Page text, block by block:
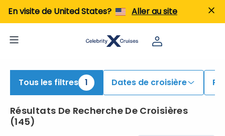
En visite de United States? Aller au site
Tous les filtres 1 Dates de croisière
Résultats De Recherche De Croisières
(145)